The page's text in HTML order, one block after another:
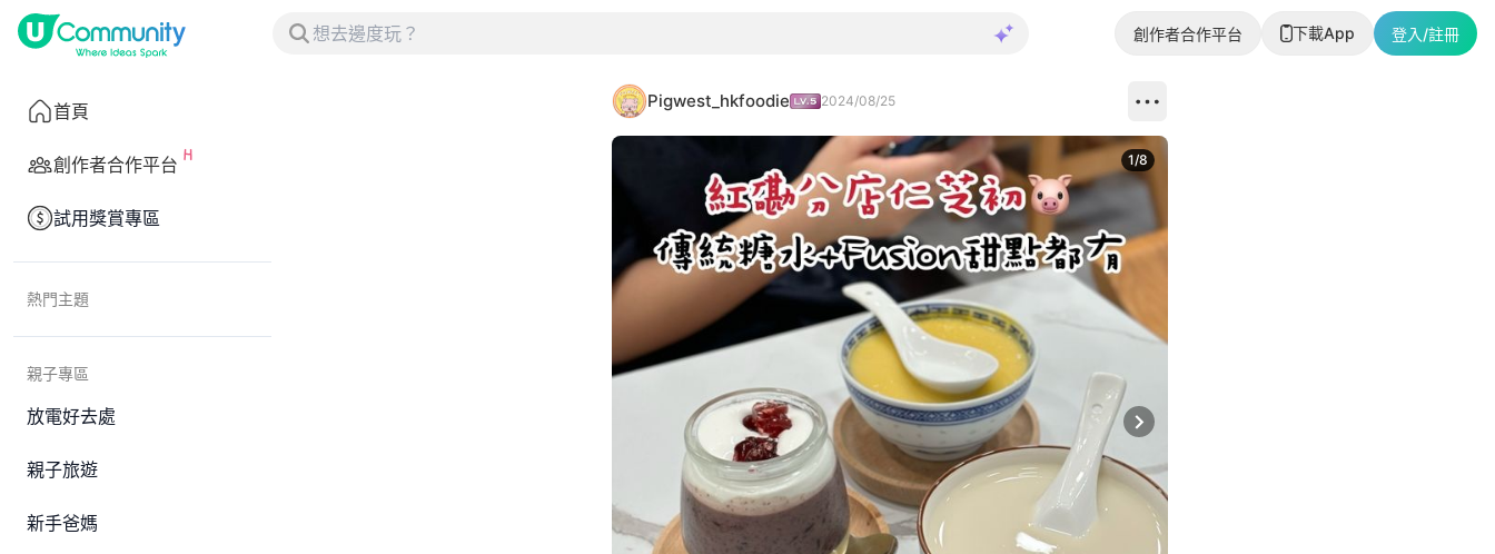
創作者合作平台 下載App 登入/註冊
首頁
創作者合作平台
試用獎賞專區
熱門主題
親子專區
放電好去處
親子旅遊
新手爸媽
Pigwest_hkfoodie 2024/08/25
Next slide
1/8